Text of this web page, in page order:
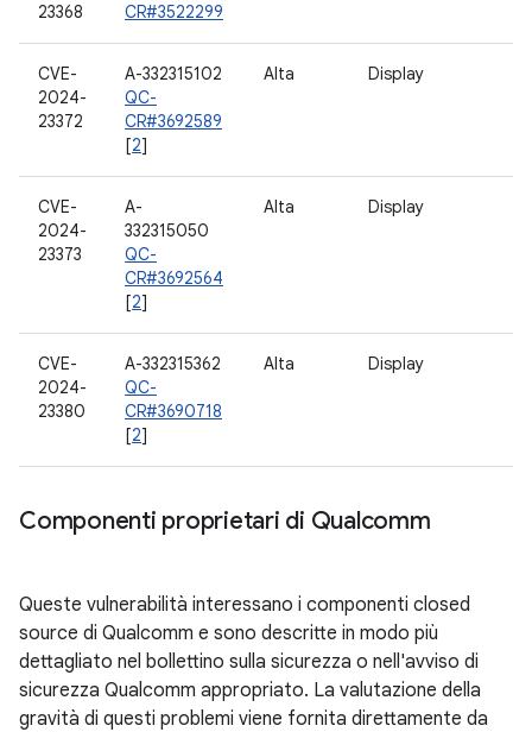
23368
CR#3522299
CVE-
2024-
23372
A-332315102
QC-
CR#3692589
[2]
Alta Display
CVE-
2024-
23373
A-
332315050
QC-
CR#3692564
[2]
Alta Display
CVE-
2024-
23380
A-332315362
QC-
CR#3690718
[2]
Alta Display
Componenti proprietari di Qualcomm
Queste vulnerabilità interessano i componenti closed
source di Qualcomm e sono descritte in modo più
dettagliato nel bollettino sulla sicurezza o nell'avviso di
sicurezza Qualcomm appropriato. La valutazione della
gravità di questi problemi viene fornita direttamente da